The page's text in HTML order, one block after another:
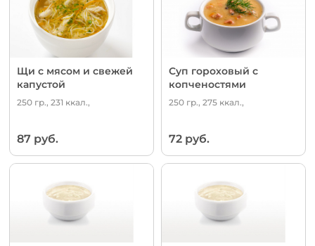
Щи с мясом и свежей
капустой
250 гр., 231 ккал.,
87 руб.
Суп гороховый с
копченостями
250 гр., 275 ккал.,
72 руб.